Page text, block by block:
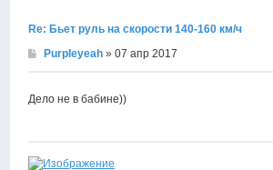
Re: Бьет руль на скорости 140-160 км/ч
Purpleyeah » 07 апр 2017
Дело не в бабине))